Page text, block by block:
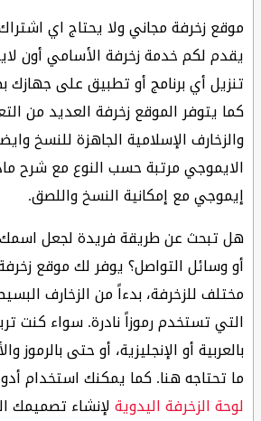
موقع زخرفة مجاني ولا يحتاج اي
يقدم لكم خدمة زخرفة الأسامي أون
تنزيل أي برنامج أو تطبيق على جهازك
كما يتوفر الموقع زخرفة العديد من
والزخارف الإسلامية الجاهزة للنسخ
الايموجي مرتبة حسب النوع مع شرح
إيموجي مع إمكانية النسخ واللصق.
هل تبحث عن طريقة فريدة لجعل اسمك
مختلف للزخرفة، بدءاً من الزخارف
التي تستخدم رموزاً نادرة. سواء كنت
بالعربية أو الإنجليزية، أو حتى
ما تحتاجه هنا. كما يمكنك استخدام
لوحة الزخرفة اليدويةلإنشاء تصميمك